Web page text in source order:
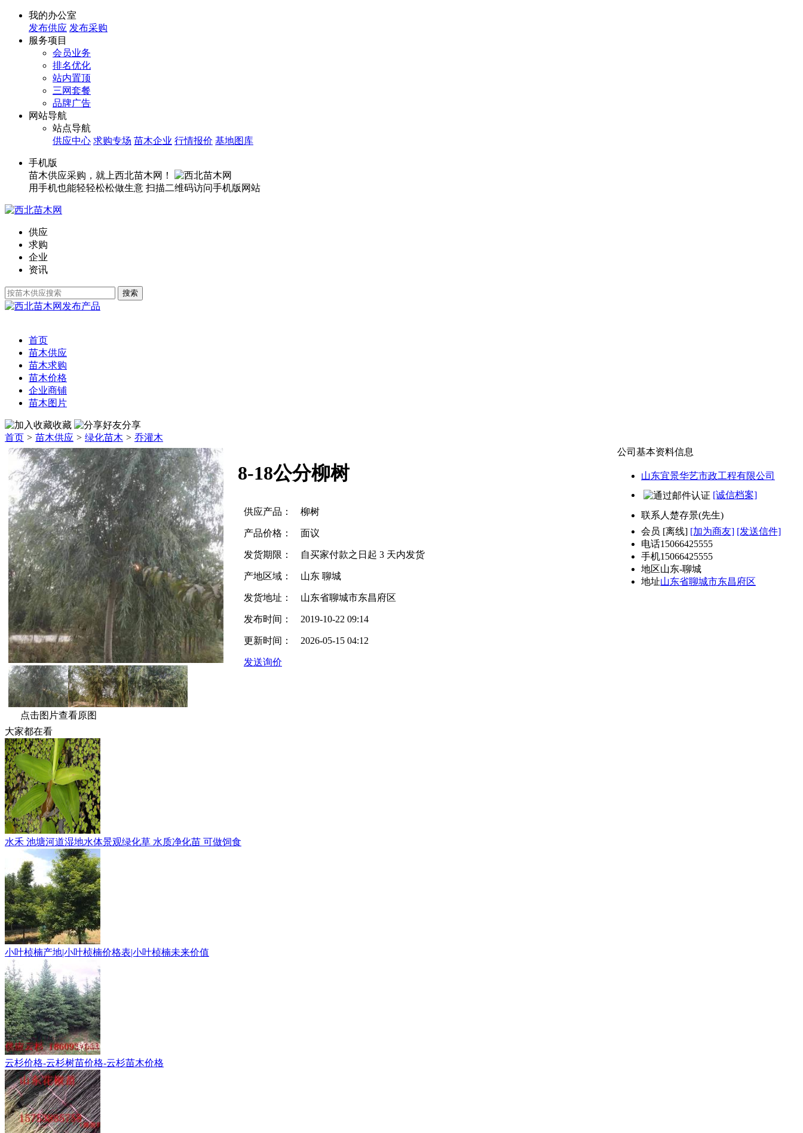
我的办公室
发布供应 发布采购
服务项目
会员业务
排名优化
站内置顶
三网套餐
品牌广告
网站导航
站点导航
供应中心 求购专场 苗木企业 行情报价 基地图库
手机版
苗木供应采购，就上西北苗木网！
用手机也能轻轻松松做生意 扫描二维码访问手机版网站
供应
求购
企业
资讯
发布产品
首页
苗木供应
苗木求购
苗木价格
企业商铺
苗木图片
收藏
分享
首页 > 苗木供应 > 绿化苗木 > 乔灌木
点击图片查看原图
8-18公分柳树
供应产品： 柳树
产品价格： 面议
发货期限： 自买家付款之日起 3 天内发货
产地区域： 山东 聊城
发货地址： 山东省聊城市东昌府区
发布时间： 2019-10-22 09:14
更新时间： 2026-05-15 04:12
发送询价
公司基本资料信息
山东宜景华艺市政工程有限公司
[诚信档案]
联系人 楚存景(先生)
会员 [离线] [加为商友] [发送信件]
电话15066425555
手机15066425555
地区山东-聊城
地址山东省聊城市东昌府区
大家都在看
水禾 池塘河道湿地水体景观绿化草 水质净化苗 可做饲食
小叶桢楠产地|小叶桢楠价格表|小叶桢楠未来价值
云杉价格-云杉树苗价格-云杉苗木价格